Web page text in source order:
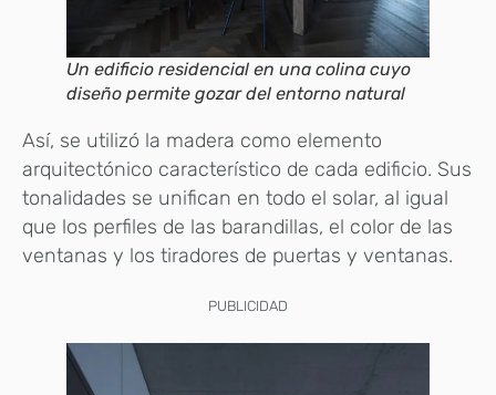
Un edificio residencial en una colina cuyo
diseño permite gozar del entorno natural
Así, se utilizó la madera como elemento
arquitectónico característico de cada edificio. Sus
tonalidades se unifican en todo el solar, al igual
que los perfiles de las barandillas, el color de las
ventanas y los tiradores de puertas y ventanas.
PUBLICIDAD